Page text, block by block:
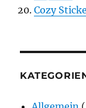
Cozy